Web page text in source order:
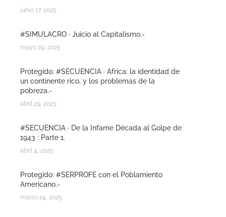
junio 17, 2025
#SIMULACRO · Juicio al Capitalismo.-
mayo 29, 2025
Protegido: #SECUENCIA · Africa: la identidad de
un continente rico, y los problemas de la
pobreza.-
abril 29, 2025
#SECUENCIA · De la Infame Década al Golpe de
1943 : Parte 1.
abril 4, 2025
Protegido: #SERPROFE con el Poblamiento
Americano.-
marzo 24, 2025